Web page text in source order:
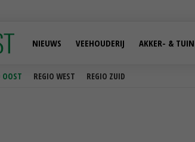
OOST REGIO WEST REGIO ZUID
NIEUWS VEEHOUDERIJ AKKER- &